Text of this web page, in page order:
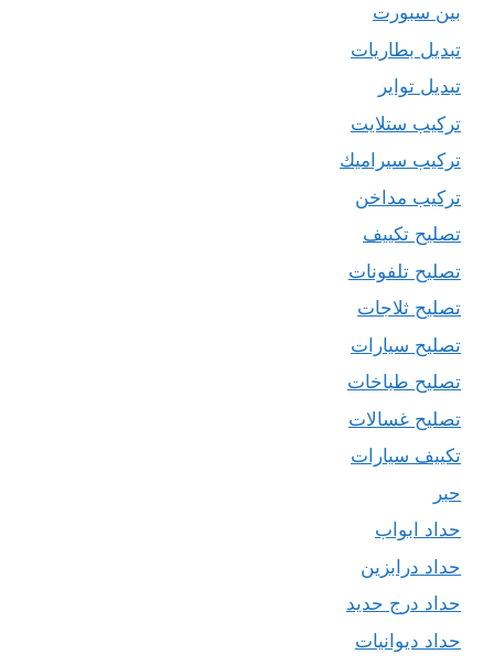
بين سبورت
تبديل بطاريات
تبديل تواير
تركيب ستلايت
تركيب سيراميك
تركيب مداخن
تصليح تكييف
تصليح تلفونات
تصليح ثلاجات
تصليح سيارات
تصليح طباخات
تصليح غسالات
تكييف سيارات
حبر
حداد ابواب
حداد درابزين
حداد درج حديد
حداد ديوانيات